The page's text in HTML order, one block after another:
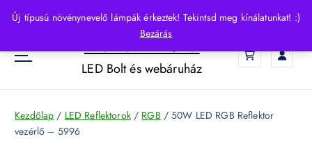
Új típusú növénynevelő lámpák érkeztek! Tekintsd meg kínálatunkat! :)
Bezárás
p
o
HelloLED.hu
LED Bolt és webáruház
Kezdőlap / LED Reflektorok/ RGB/ 50W LED RGB Reflektor
vezérlő – 5996